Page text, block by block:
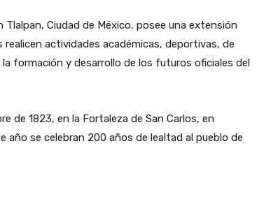
Ciudad de México, posee una extensión
actividades académicas, deportivas, de
formación y desarrollo de los futuros oficiales del
de 1823, en la Fortaleza de San Carlos, en
año se celebran 200 años de lealtad al pueblo de